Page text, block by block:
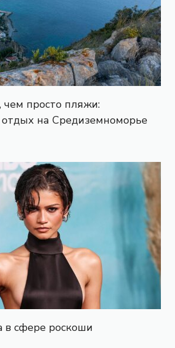
чем просто пляжи:
на Средиземноморье
в сфере роскоши